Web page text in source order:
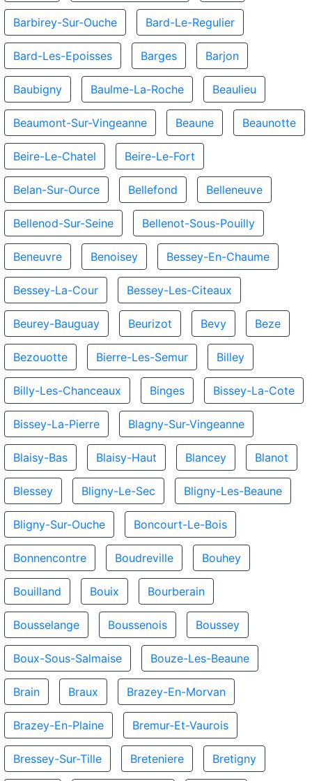
Barbirey-Sur-Ouche Bard-Le-Regulier
Bard-Les-Epoisses Barges Barjon
Baubigny Baulme-La-Roche Beaulieu
Beaumont-Sur-Vingeanne Beaune Beaunotte
Beire-Le-Chatel Beire-Le-Fort
Belan-Sur-Ource Bellefond Belleneuve
Bellenod-Sur-Seine Bellenot-Sous-Pouilly
Beneuvre Benoisey Bessey-En-Chaume
Bessey-La-Cour Bessey-Les-Citeaux
Beurey-Bauguay Beurizot Bevy Beze
Bezouotte Bierre-Les-Semur Billey
Billy-Les-Chanceaux Binges Bissey-La-Cote
Bissey-La-Pierre Blagny-Sur-Vingeanne
Blaisy-Bas Blaisy-Haut Blancey Blanot
Blessey Bligny-Le-Sec Bligny-Les-Beaune
Bligny-Sur-Ouche Boncourt-Le-Bois
Bonnencontre Boudreville Bouhey
Bouilland Bouix Bourberain
Bousselange Boussenois Boussey
Boux-Sous-Salmaise Bouze-Les-Beaune
Brain Braux Brazey-En-Morvan
Brazey-En-Plaine Bremur-Et-Vaurois
Bressey-Sur-Tille Breteniere Bretigny